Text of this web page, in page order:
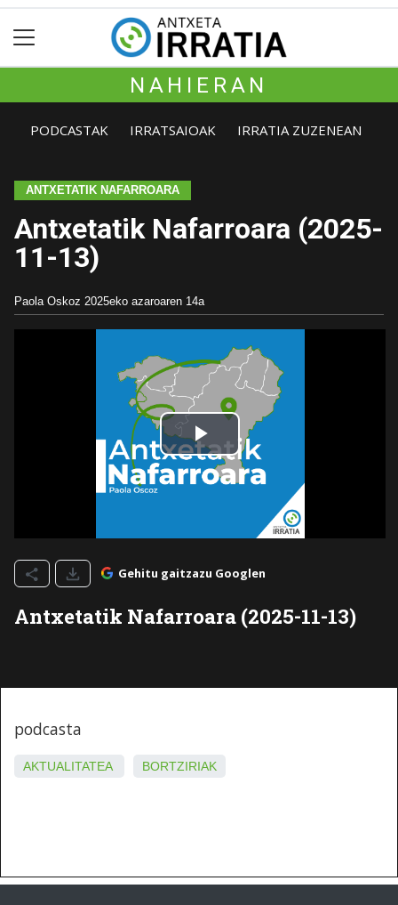
NAHIERAN
PODCASTAK IRRATSAIOAK IRRATIA ZUZENEAN
ANTXETATIK NAFARROARA
Antxetatik Nafarroara (2025-
11-13)
Paola Oskoz 2025eko azaroaren 14a
Gehitu gaitzazu Googlen
Antxetatik Nafarroara (2025-11-13)
podcasta
AKTUALITATEA BORTZIRIAK